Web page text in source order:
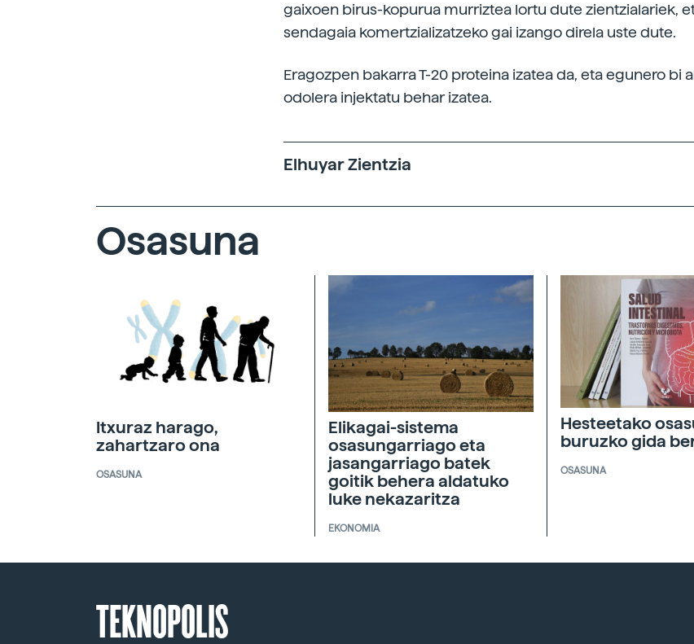
gaixoen birus-kopurua murriztea lortu dute zientzialariek,
sendagaia komertzializatzeko gai izango direla uste dute.
Eragozpen bakarra T-20 proteina izatea da, eta egunero bi
odolera injektatu behar izatea.
Elhuyar Zientzia
Osasuna
Itxuraz harago,
zahartzaro ona
OSASUNA
Elikagai-sistema
osasungarriago eta
jasangarriago batek
goitik behera aldatuko
luke nekazaritza
EKONOMIA
Hesteetako
buruzko gida
OSASUNA
TEKNOPOLIS